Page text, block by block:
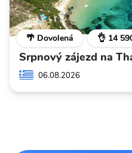
🌴 Dovolená 👌 14
Srpnový zájezd na
06.08.2026